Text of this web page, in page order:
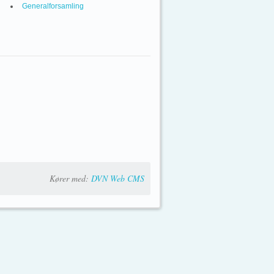
Generalforsamling
Kører med: DVN Web CMS